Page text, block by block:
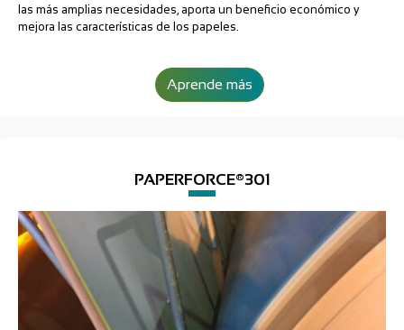
las más amplias necesidades, aporta un beneficio económico y
mejora las características de los papeles.
Aprende más
PAPERFORCE®301